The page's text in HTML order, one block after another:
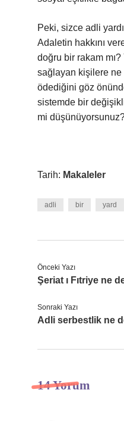
Peki, sizce adli
Adaletin hakkını
doğru bir rakam
sağlayan kişilere
ödediğini göz
sistemde bir
mi
Tarih: Makaleler
adli bir yard
Önceki Yazı
Şeriat ı Fıtriye ne
Sonraki Yazı
Adli serbestlik ne
14 Yorum